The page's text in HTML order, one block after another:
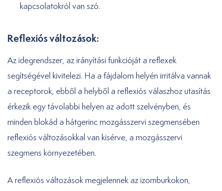
kapcsolatokról van szó.
Reflexiós változások:
Az idegrendszer, az irányítási funkcióját a reflexek
segítségével kivitelezi. Ha a fájdalom helyén irritálva vannak
a receptorok, ebből a helyből a reflexiós válaszhoz utasítás
érkezik egy távolabbi helyen az adott szelvényben, és
minden blokád a hátgerinc mozgásszervi szegmensében
reflexiós változásokkal van kisérve, a mozgásszervi
szegmens környezetében.
A reflexiós változások megjelennek az izomburkokon,